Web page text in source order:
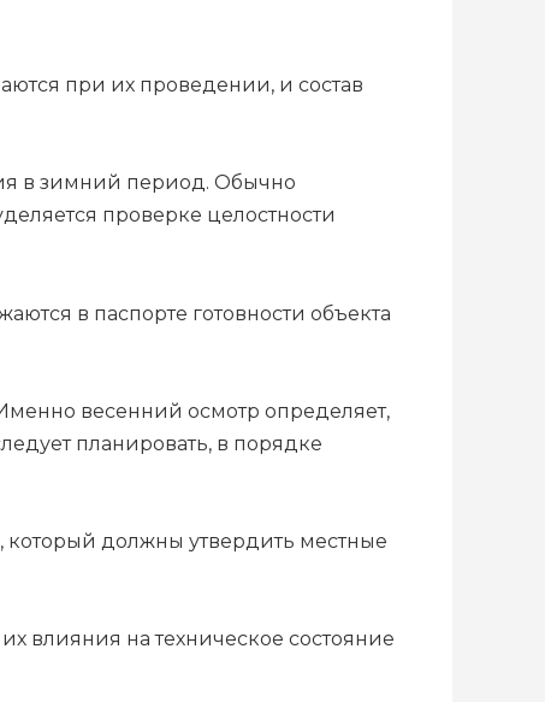
при их проведении, и состав
в зимний период. Обычно
проверке целостности
в паспорте готовности объекта
весенний осмотр определяет,
планировать, в порядке
который должны утвердить местные
влияния на техническое состояние